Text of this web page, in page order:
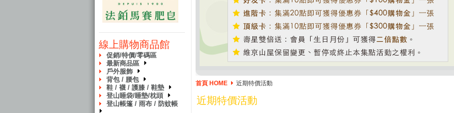
線上購物商品館
促銷/特價/零碼區
最新商品區
戶外服飾
背包 / 腰包
鞋 / 襪 / 護膝 / 鞋墊
登山睡袋/睡墊/枕頭
登山帳篷 / 雨布 / 防蚊帳
首頁 HOME 近期特價活動
近期特價活動